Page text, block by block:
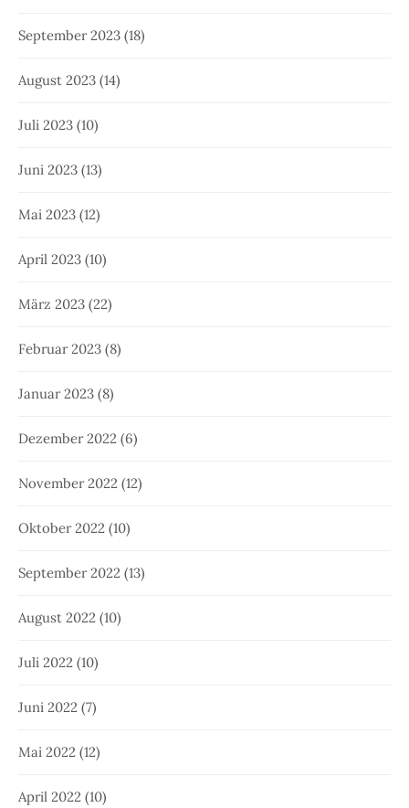
September 2023 (18)
August 2023 (14)
Juli 2023 (10)
Juni 2023 (13)
Mai 2023 (12)
April 2023 (10)
März 2023 (22)
Februar 2023 (8)
Januar 2023 (8)
Dezember 2022 (6)
November 2022 (12)
Oktober 2022 (10)
September 2022 (13)
August 2022 (10)
Juli 2022 (10)
Juni 2022 (7)
Mai 2022 (12)
April 2022 (10)